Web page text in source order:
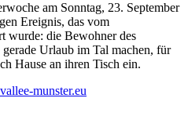
am Sonntag, 23. September
Ereignis, das vom
wurde: die Bewohner des
Urlaub im Tal machen, für
Hause an ihren Tisch ein.
munster.eu